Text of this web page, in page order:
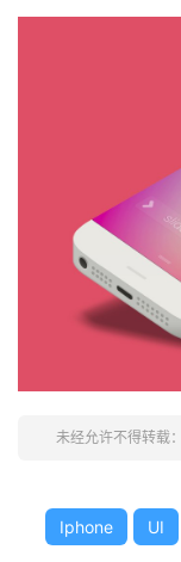
未经允许不得转载：
Iphone UI